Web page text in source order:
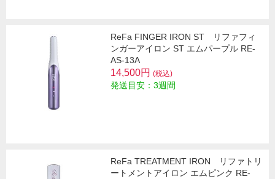
ReFa FINGER IRON ST リファフィ
ンガーアイロン ST エムパープル RE-
AS-13A
14,500円 (税込)
発送目安：3週間
ReFa TREATMENT IRON リファトリ
ートメントアイロン エムピンク RE-